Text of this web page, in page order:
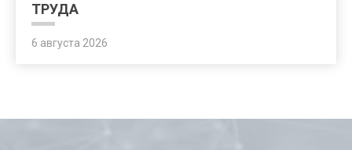
ТРУДА
6 августа 2026